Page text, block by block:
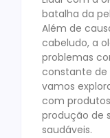
batalha da
Além de
cabeludo, a
problemas
constante de
vamos
com
produção de
saudáveis.